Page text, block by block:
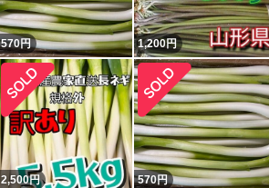
570円 1,200円
2,500円 570円